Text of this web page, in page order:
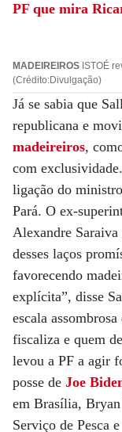
PF que mira
MADEIREIROS ISTOÉ
(Crédito:Divulgação)
Já se sabia que
republicana e
madeireiros,
com
ligação do
Pará. O ex-
Alexandre
desses laços
favorecendo
explícita”, disse
escala
fiscaliza e quem
levou a PF a agir
posse de Joe
em Brasília,
Serviço de Pesca